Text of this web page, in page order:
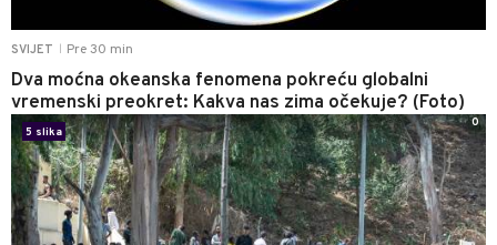
SVIJET Pre 30 min
Dva moćna okeanska fenomena pokreću globalni
vremenski preokret: Kakva nas zima očekuje? (Foto)
5 slika
0